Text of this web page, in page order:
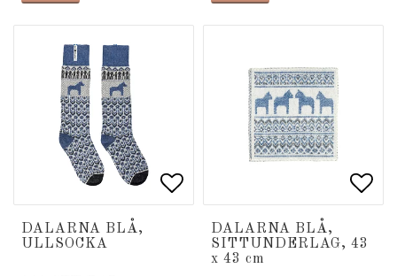
Lägg till i
Lägg till i
DALARNA BLÅ,
ULLSOCKA
DALARNA BLÅ,
SITTUNDERLAG, 43
x 43 cm